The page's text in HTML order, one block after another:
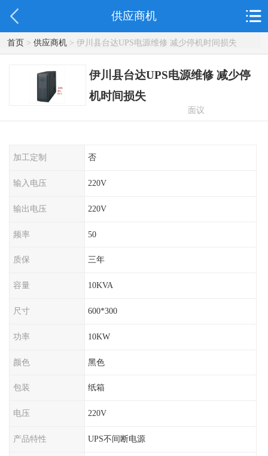
供应商机
首页> 供应商机> 伊川县台达UPS电源维修 减少停机时间损失
伊川县台达UPS电源维修 减少停
机时间损失
面议
加工定制 否
输入电压 220V
输出电压 220V
频率 50
质保 三年
容量 10KVA
尺寸 600*300
功率 10KW
颜色 黑色
包装 纸箱
电压 220V
产品特性 UPS不间断电源